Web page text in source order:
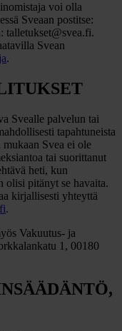
voi olla
Sveaan postitse:
talletukset@svea.fi.
Svean
.
Svealle palvelun tai
tapahtuneista
Svea ei ole
tai suorittanut
heti, kun
olisi pitänyt se havaita.
kirjallisesti yhteyttä
.
Vakuutus- ja
1, 00180